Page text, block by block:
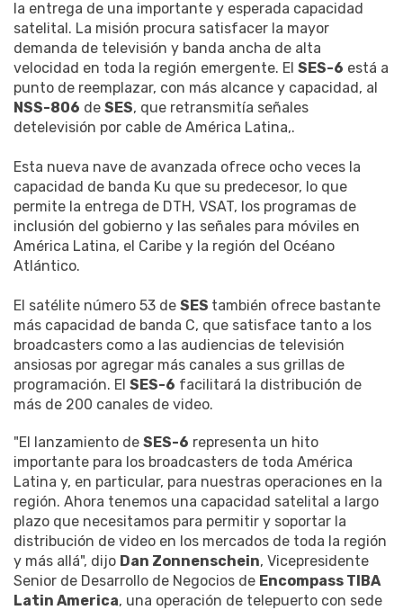
la entrega de una importante y esperada capacidad
satelital. La misión procura satisfacer la mayor
demanda de televisión y banda ancha de alta
velocidad en toda la región emergente. El SES-6 está a
punto de reemplazar, con más alcance y capacidad, al
NSS-806 de SES, que retransmitía señales
detelevisión por cable de América Latina,.
Esta nueva nave de avanzada ofrece ocho veces la
capacidad de banda Ku que su predecesor, lo que
permite la entrega de DTH, VSAT, los programas de
inclusión del gobierno y las señales para móviles en
América Latina, el Caribe y la región del Océano
Atlántico.
El satélite número 53 de SES también ofrece bastante
más capacidad de banda C, que satisface tanto a los
broadcasters como a las audiencias de televisión
ansiosas por agregar más canales a sus grillas de
programación. El SES-6 facilitará la distribución de
más de 200 canales de video.
"El lanzamiento de SES-6 representa un hito
importante para los broadcasters de toda América
Latina y, en particular, para nuestras operaciones en la
región. Ahora tenemos una capacidad satelital a largo
plazo que necesitamos para permitir y soportar la
distribución de video en los mercados de toda la región
y más allá", dijo Dan Zonnenschein, Vicepresidente
Senior de Desarrollo de Negocios de Encompass TIBA
Latin America, una operación de telepuerto con sede